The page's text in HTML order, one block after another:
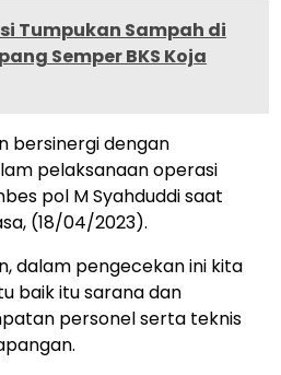
Tumpukan Sampah di
Semper BKS Koja
bersinergi dengan
pelaksanaan operasi
pol M Syahduddi saat
(18/04/2023).
dalam pengecekan ini kita
baik itu sarana dan
personel serta teknis